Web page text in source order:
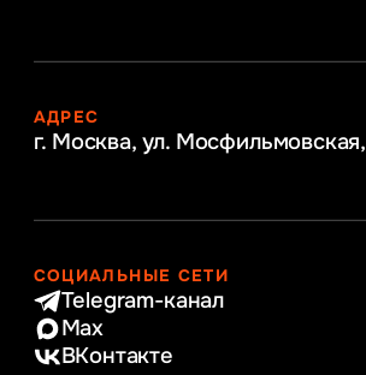
АДРЕС
г. Москва, ул. Мосфильмовская,
СОЦИАЛЬНЫЕ СЕТИ
Telegram-канал
Max
ВКонтакте